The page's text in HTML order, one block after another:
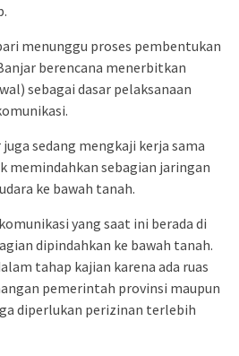
menunggu proses pembentukan
berencana menerbitkan
sebagai dasar pelaksanaan
sedang mengkaji kerja sama
memindahkan sebagian jaringan
ke bawah tanah.
yang saat ini berada di
dipindahkan ke bawah tanah.
tahap kajian karena ada ruas
pemerintah provinsi maupun
diperlukan perizinan terlebih